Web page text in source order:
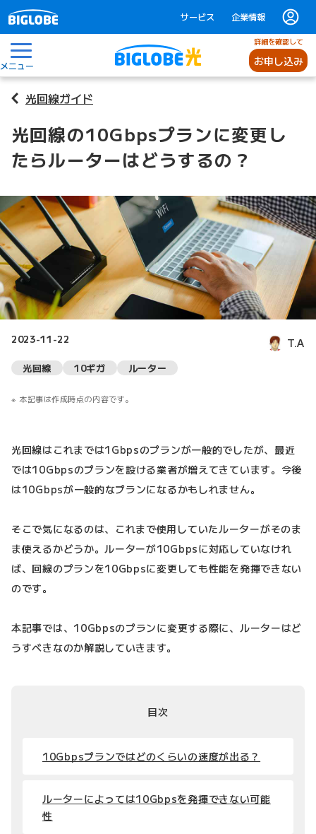
サービス 企業情報
メニュー
詳細を確認して
お申し込み
光回線ガイド
光回線の10Gbpsプランに変更し
たらルーターはどうするの？
2023-11-22 T.A
光回線 10ギガ ルーター
本記事は作成時点の内容です。
光回線はこれまでは1Gbpsのプランが一般的でしたが、最近
では10Gbpsのプランを設ける業者が増えてきています。今後
は10Gbpsが一般的なプランになるかもしれません。
そこで気になるのは、これまで使用していたルーターがそのま
ま使えるかどうか。ルーターが10Gbpsに対応していなけれ
ば、回線のプランを10Gbpsに変更しても性能を発揮できない
のです。
本記事では、10Gbpsのプランに変更する際に、ルーターはど
うすべきなのか解説していきます。
目次
10Gbpsプランではどのくらいの速度が出る？
ルーターによっては10Gbpsを発揮できない可能
性